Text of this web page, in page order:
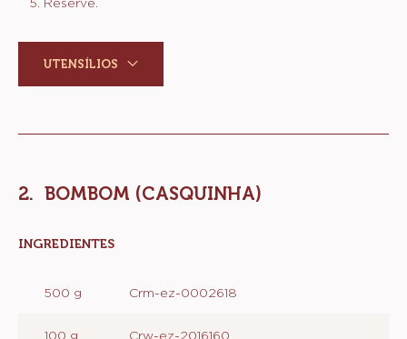
UTENSÍLIOS
BOMBOM (CASQUINHA)
INGREDIENTES
500 g Crm-ez-0002618
100 g Crw-ez-2016160